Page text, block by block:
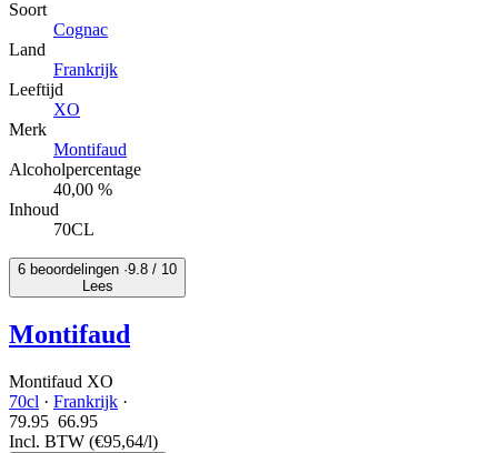
Soort
Cognac
Land
Frankrijk
Leeftijd
XO
Merk
Montifaud
Alcoholpercentage
40,00 %
Inhoud
70CL
6 beoordelingen ·9.8 / 10
Lees
Montifaud
Montifaud XO
70cl · Frankrijk ·
79.95 66.95
Incl. BTW (€95,64/l)